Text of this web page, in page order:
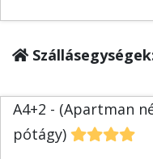
A4+2 - (Apartman
pótágy)